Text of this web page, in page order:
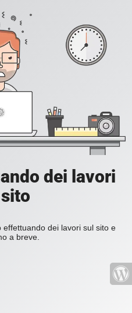
dei lavori
dei lavori sul sito e
a breve.